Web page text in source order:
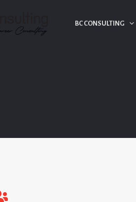
BC CONSULTING